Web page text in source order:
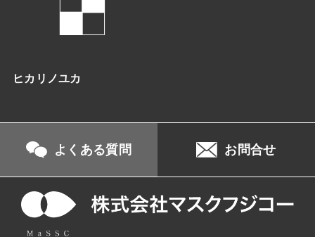
ヒカリノユカ
よくある質問 お問合せ